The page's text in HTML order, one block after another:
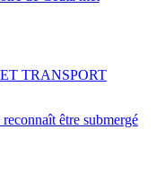
être submergé
TRANSPORT